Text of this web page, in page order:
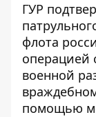
ГУР
флота
операцией
военной
помощью